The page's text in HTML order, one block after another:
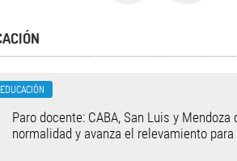
EDUCACIÓN
Paro docente: CABA, San Luis y
normalidad y avanza el relevamiento